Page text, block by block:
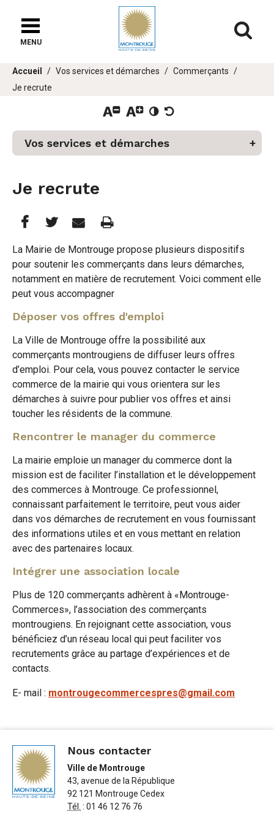
chat
MENU
Vous
êtes
Accueil Vos services et démarches
Commerçants
Je recrute
Vos services et démarches
Je recrute
Partager
cette
page
sur
Facebook
Partager
cette
page
sur
Twitter
Partager
cette
page
par
e-
mail
Imprimer
La Mairie de Montrouge propose plusieurs dispositifs
pour soutenir les commerçants dans leurs démarches,
notamment en matière de recrutement. Voici comment elle
peut vous accompagner
Déposer vos offres d'emploi
La Ville de Montrouge offre la possibilité aux
commerçants montrougiens de diffuser leurs offres
d’emploi. Pour cela, vous pouvez contacter le service
commerce de la mairie qui vous orientera sur les
démarches à suivre pour publier vos offres et ainsi
toucher les résidents de la commune.
Rencontrer le manager du commerce
La mairie emploie un manager du commerce dont la
mission est de faciliter l’installation et le développement
des commerces à Montrouge. Ce professionnel,
connaissant parfaitement le territoire, peut vous aider
dans vos démarches de recrutement en vous fournissant
des informations utiles et en vous mettant en relation
avec des partenaires locaux.
Intégrer une association locale
Plus de 120 commerçants adhèrent à «Montrouge-
Commerces», l’association des commerçants
montrougiens. En rejoignant cette association, vous
bénéficiez d’un réseau local qui peut faciliter vos
recrutements grâce au partage d’expériences et de
contacts.
E- mail : montrougecommercespres@gmail.com
Nous contacter
Ville de Montrouge
43, avenue de la République
92 121 Montrouge Cedex
Tél. : 01 46 12 76 76